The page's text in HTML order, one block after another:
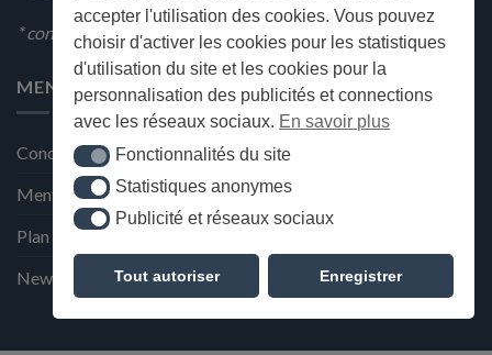
accepter l'utilisation des cookies. Vous pouvez
choisir d'activer les cookies pour les statistiques
d'utilisation du site et les cookies pour la
personnalisation des publicités et connections
avec les réseaux sociaux. En savoir plus
Fonctionnalités du site
Fonctionnalités du site
Statistiques anonymes
Statistiques anonymes
Publicité et réseaux sociaux
Publicité et réseaux sociaux
Tout autoriser Enregistrer
* condition en magasin
MENU
Conditions générales de ventes
Mentions Légales et Politique de confidentialité
Plan du site
Newsletter de la Maison Deffès